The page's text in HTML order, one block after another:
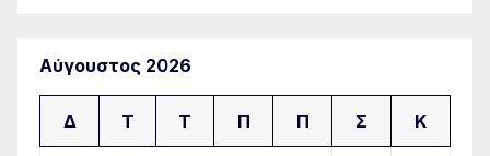
Αύγουστος 2026
Δ Τ Τ Π Π Σ Κ